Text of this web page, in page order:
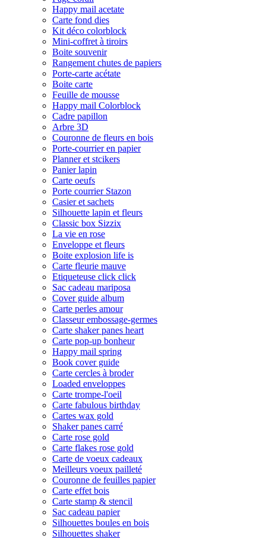
Happy mail acetate
Carte fond dies
Kit déco colorblock
Mini-coffret à tiroirs
Boite souvenir
Rangement chutes de papiers
Porte-carte acétate
Boite carte
Feuille de mousse
Happy mail Colorblock
Cadre papillon
Arbre 3D
Couronne de fleurs en bois
Porte-courrier en papier
Planner et stcikers
Panier lapin
Carte oeufs
Porte courrier Stazon
Casier et sachets
Silhouette lapin et fleurs
Classic box Sizzix
La vie en rose
Enveloppe et fleurs
Boite explosion life is
Carte fleurie mauve
Etiqueteuse click click
Sac cadeau mariposa
Cover guide album
Carte perles amour
Classeur embossage-germes
Carte shaker panes heart
Carte pop-up bonheur
Happy mail spring
Book cover guide
Carte cercles à broder
Loaded enveloppes
Carte trompe-l'oeil
Carte fabulous birthday
Cartes wax gold
Shaker panes carré
Carte rose gold
Carte flakes rose gold
Carte de voeux cadeaux
Meilleurs voeux pailleté
Couronne de feuilles papier
Carte effet bois
Carte stamp & stencil
Sac cadeau papier
Silhouettes boules en bois
Silhouettes shaker